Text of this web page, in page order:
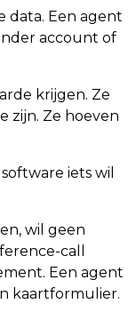
data. Een agent
account of
krijgen. Ze
zijn. Ze hoeven
iets wil
wil geen
call
Een agent
kaartformulier.